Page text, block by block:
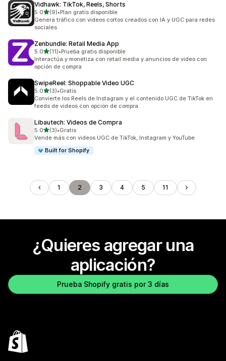
Vidhawk: TikTok, Reels, Shorts
5.0de 5 estrellas
(9)
9 reseñas en total
•Plan gratis disponible
Genera tráfico con videos cortos creados con IA y UGC para redes
sociales
Zenbundle: Retail Media App
5.0de 5 estrellas
(11)
11 reseñas en total
•Prueba gratis disponible
Interactúa y monetiza con retail media y anuncios de video con
opción de compra
SwipeReel: Shoppable Video UGC
5.0de 5 estrellas
(3)
3 reseñas en total
•Gratis
Convierte los Reels de Instagram y el contenido UGC de TikTok en
feeds de videos con opción de compra
Libautech: Videos de Compra
5.0de 5 estrellas
(3)
3 reseñas en total
•Gratis
Vende más con videos UGC de TikTok, Instagram y YouTube
Built for Shopify
1 2 3 4 5 11
¿Quieres agregar una
aplicación?
Prueba Shopify gratis por 3 días